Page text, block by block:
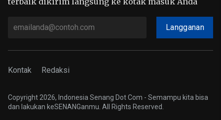
Langganan
Kontak Redaksi
Copyright 2026, Indonesia Senang Dot Com - Semampu kita bisa
dan lakukan keSENANGanmu. All Rights Reserved.